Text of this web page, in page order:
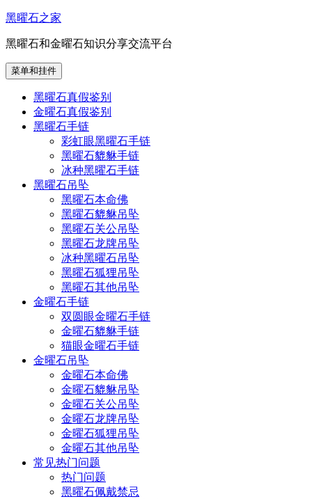
跳
内
容
黑曜石之家
黑曜石和金曜石知识分享交流平台
菜单和挂件
黑曜石真假鉴别
金曜石真假鉴别
黑曜石手链
彩虹眼黑曜石手链
黑曜石貔貅手链
冰种黑曜石手链
黑曜石吊坠
黑曜石本命佛
黑曜石貔貅吊坠
黑曜石关公吊坠
黑曜石龙牌吊坠
冰种黑曜石吊坠
黑曜石狐狸吊坠
黑曜石其他吊坠
金曜石手链
双圆眼金曜石手链
金曜石貔貅手链
猫眼金曜石手链
金曜石吊坠
金曜石本命佛
金曜石貔貅吊坠
金曜石关公吊坠
金曜石龙牌吊坠
金曜石狐狸吊坠
金曜石其他吊坠
常见热门问题
热门问题
黑曜石佩戴禁忌